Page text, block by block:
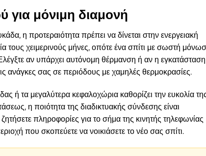
για μόνιμη διαμονή
η προτεραιότητα πρέπει να δίνεται στην ενεργειακή
τους χειμερινούς μήνες, οπότε ένα σπίτι με σωστή
αν υπάρχει αυτόνομη θέρμανση ή αν η εγκατάσταση
ανάγκες σας σε περιόδους με χαμηλές θερμοκρασίες.
ή τα μεγαλύτερα κεφαλοχώρια καθορίζει την ευκολία
η ποιότητα της διαδικτυακής σύνδεσης είναι
πληροφορίες για το σήμα της κινητής τηλεφωνίας
που σκοπεύετε να νοικιάσετε το νέο σας σπίτι.